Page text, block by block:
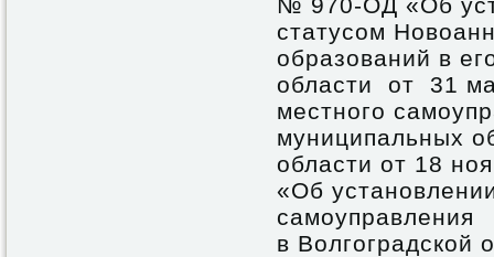
статусом
образований в
области от 31
местного
муниципальных
области от 18
«Об
самоуправления
в Волгоградской